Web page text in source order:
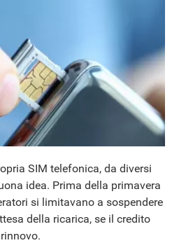
e professionisti. Qui trovate i nostri
e Apple, app e social, audio e
wearable, domotica e gadget.
SIM telefonica, da diversi
idea. Prima della primavera
si limitavano a sospendere
della ricarica, se il credito